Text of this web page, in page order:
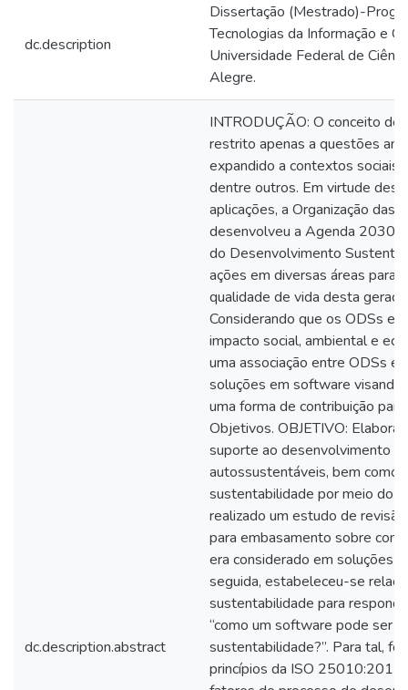
dc.description
Dissertação (Mestrado)-
Tecnologias da Informação e
Universidade Federal de
Alegre.
dc.description.abstract
INTRODUÇÃO: O conceito
restrito apenas a questões
expandido a contextos sociais,
dentre outros. Em virtude
aplicações, a Organização das
desenvolveu a Agenda 2030,
do Desenvolvimento
ações em diversas áreas para
qualidade de vida desta
Considerando que os ODSs
impacto social, ambiental e
uma associação entre ODSs
soluções em software
uma forma de contribuição
Objetivos. OBJETIVO:
suporte ao desenvolvimento
autossustentáveis, bem como
sustentabilidade por meio do
realizado um estudo de
para embasamento sobre
era considerado em soluções
seguida, estabeleceu-se
sustentabilidade para
“como um software pode ser
sustentabilidade?”. Para tal,
princípios da ISO